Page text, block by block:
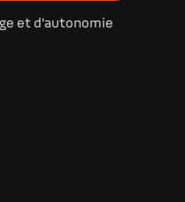
et d'autonomie